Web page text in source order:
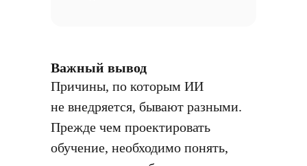
Важный вывод
Причины, по которым ИИ
не внедряется, бывают разными.
Прежде чем проектировать
обучение, необходимо понять,